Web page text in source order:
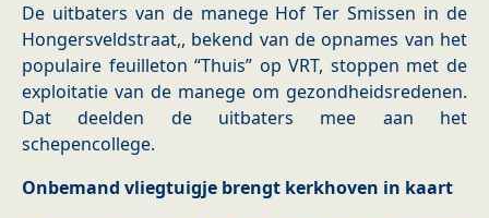
De uitbaters van de manege Hof Ter Smissen in de
Hongersveldstraat,, bekend van de opnames van het
populaire feuilleton “Thuis” op VRT, stoppen met de
exploitatie van de manege om gezondheidsredenen.
Dat deelden de uitbaters mee aan het
schepencollege.
Onbemand vliegtuigje brengt kerkhoven in kaart